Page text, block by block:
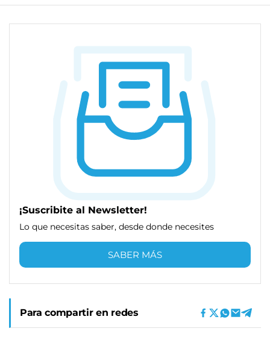
¡Suscribite al Newsletter!
Lo que necesitas saber, desde donde necesites
SABER MÁS
Para compartir en redes